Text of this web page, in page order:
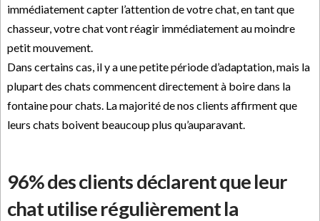
immédiatement capter l’attention de votre chat, en tant que
chasseur, votre chat vont réagir immédiatement au moindre
petit mouvement.
Dans certains cas, il y a une petite période d’adaptation, mais la
plupart des chats commencent directement à boire dans la
fontaine pour chats. La majorité de nos clients affirment que
leurs chats boivent beaucoup plus qu’auparavant.
96% des clients déclarent que leur
chat utilise régulièrement la